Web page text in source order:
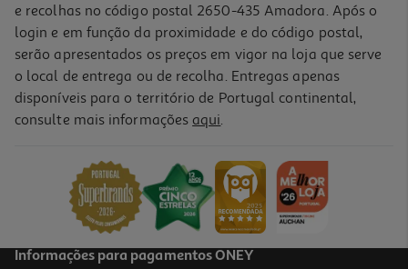
Ambientador Auto Auchan Clip Amadeirado
e recolhas no código postal 2650-435 Amadora. Após o
login e em função da proximidade e do código postal,
serão apresentados os preços em vigor na loja que serve
o local de entrega ou de recolha. Entregas apenas
disponíveis para o território de Portugal continental,
consulte mais informações aqui.
Informações para pagamentos ONEY